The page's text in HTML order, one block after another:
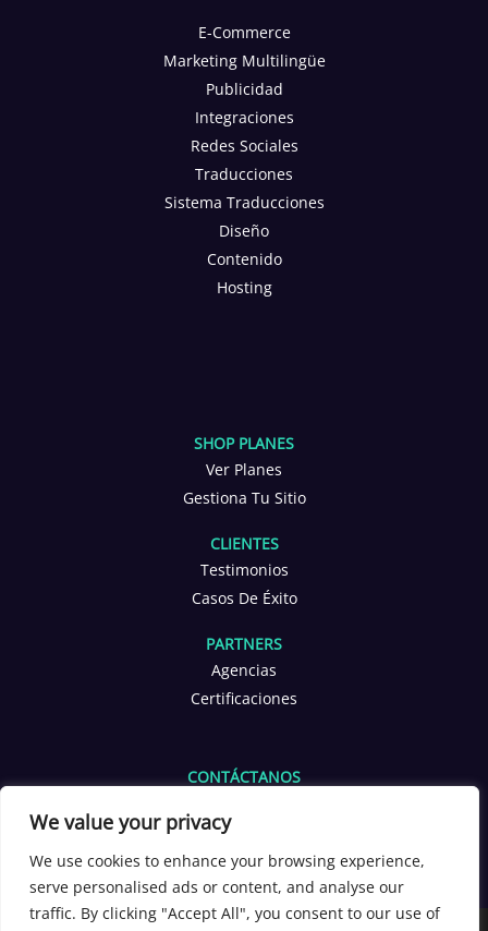
We value your privacy
We use cookies to enhance your browsing experience,
serve personalised ads or content, and analyse our
traffic. By clicking "Accept All", you consent to our use of
E-Commerce
Marketing Multilingüe
Publicidad
Integraciones
Redes Sociales
Traducciones
Sistema Traducciones
Diseño
Contenido
Hosting
SHOP PLANES
Ver Planes
Gestiona Tu Sitio
CLIENTES
Testimonios
Casos De Éxito
PARTNERS
Agencias
Certificaciones
CONTÁCTANOS
+1 601 653 2566
[yoppen_chatbot]